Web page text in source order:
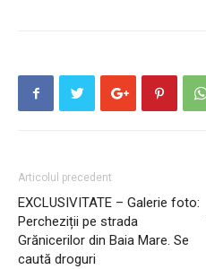
Articolul precedent
EXCLUSIVITATE – Galerie foto:
Percheziții pe strada
Grănicerilor din Baia Mare. Se
caută droguri